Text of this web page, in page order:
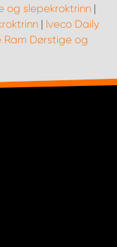
og slepekroktrinn|
| Iveco Daily
Ram Dørstige og